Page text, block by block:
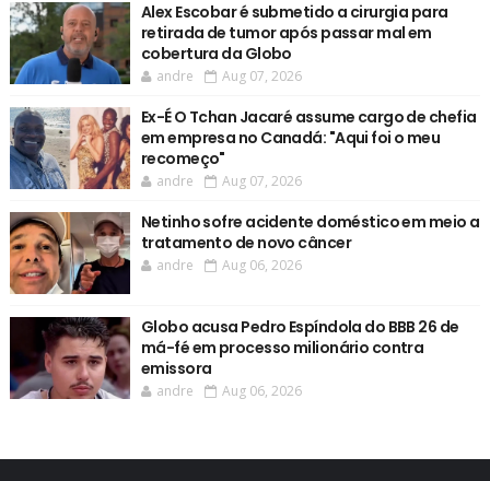
Alex Escobar é submetido a cirurgia para
retirada de tumor após passar mal em
cobertura da Globo
andre Aug 07, 2026
Ex-É O Tchan Jacaré assume cargo de chefia
em empresa no Canadá: "Aqui foi o meu
recomeço"
andre Aug 07, 2026
Netinho sofre acidente doméstico em meio a
tratamento de novo câncer
andre Aug 06, 2026
Globo acusa Pedro Espíndola do BBB 26 de
má-fé em processo milionário contra
emissora
andre Aug 06, 2026